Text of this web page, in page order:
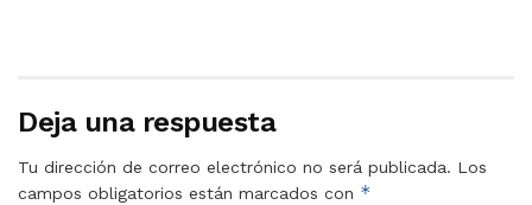
Deja una respuesta
Tu dirección de correo electrónico no será publicada. Los
campos obligatorios están marcados con *